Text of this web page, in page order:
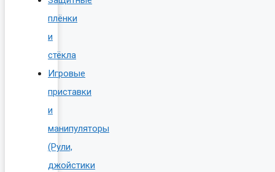
плёнки
и
стёкла
Игровые
приставки
и
манипуляторы
(Рули,
джойстики